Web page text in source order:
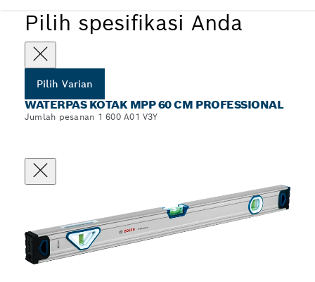
Pilih spesifikasi Anda
Pilih Varian
WATERPAS KOTAK MPP 60 CM PROFESSIONAL
Jumlah pesanan 1 600 A01 V3Y